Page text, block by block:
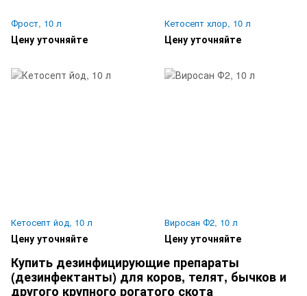
Фрост, 10 л
Цену уточняйте
Кетосепт хлор, 10 л
Цену уточняйте
Кетосепт йод, 10 л
Цену уточняйте
Виросан Ф2, 10 л
Цену уточняйте
Купить дезинфицирующие препараты
(дезинфектанты) для коров, телят, бычков и
другого крупного рогатого скота